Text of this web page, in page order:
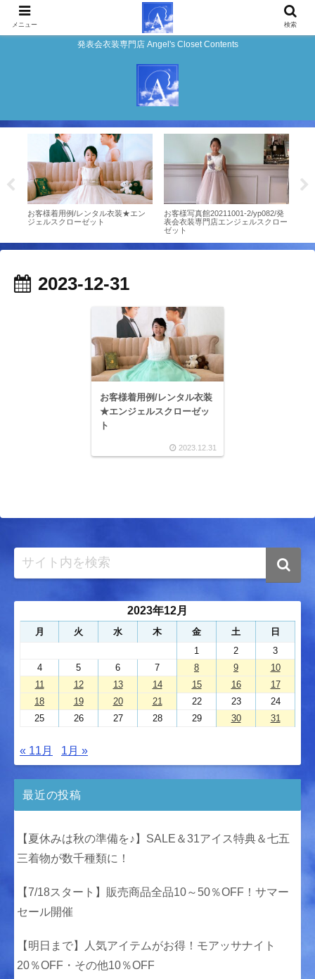
発表会衣装専門店 Angel's Closet Contents
お客様着用例/レンタル衣装★エン
ジェルスクローゼット
お客様写真館20211001-2/yp082/発
表会衣装専門店エンジェルスクロー
ゼット
2023-12-31
お客様着用例/レンタル衣装
★エンジェルスクローゼッ
ト
2023.12.31
2023年12月
月 火 水 木 金 土
日
1
2
3
4
5 6 7 8 9
10
11
12 13 14 15 16
17
18
19 20 21 22 23
24
25
26 27 28 29 30 31
« 11月 1月 »
最近の投稿
【夏休みは秋の準備を♪】SALE＆31アイス特典＆七五
三着物が数千種類に！
【7/18スタート】販売商品全品10～50％OFF！サマー
セール開催
【明日まで】人気アイテムがお得！モアッサナイト
20％OFF・その他10％OFF
メニュー 検索